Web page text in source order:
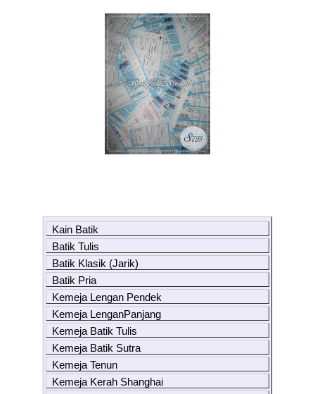
Kain Batik
Batik Tulis
Batik Klasik (Jarik)
Batik Pria
Kemeja Lengan Pendek
Kemeja LenganPanjang
Kemeja Batik Tulis
Kemeja Batik Sutra
Kemeja Tenun
Kemeja Kerah Shanghai